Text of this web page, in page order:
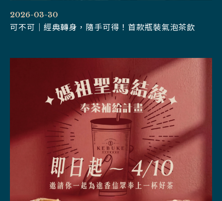
2026-03-30
可不可｜經典轉身，隨手可得！首款瓶裝氣泡茶飲